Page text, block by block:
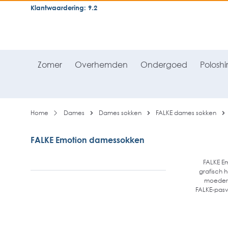
general.skipToNavigation
Klantwaardering: 9.2
Zomer Overhemden Ondergoed
Home Dames Dames sokken FALKE dames sokken
FALKE Emotion damessokken
FALKE
grafisch
FALKE-